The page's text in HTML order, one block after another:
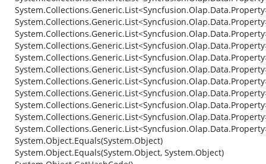
System.Object.Equals(System.Object)
System.Object.Equals(System.Object, System.Object)